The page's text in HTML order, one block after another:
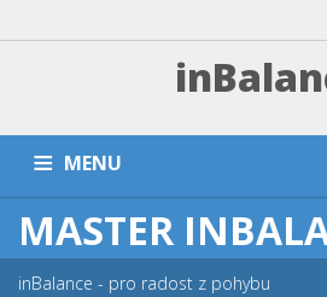
MENU
DOMŮ TRÉNINKY A PLATBA
PŘÍMĚŠŤÁKY A KEMPY NÁRAMKY
MASTER
inBalance - pro radost z pohybu